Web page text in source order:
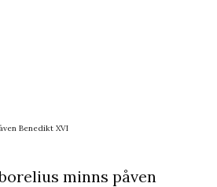
Benedikt XVI
minns påven